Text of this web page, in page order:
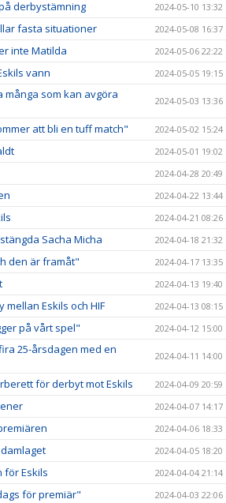
derbystämning 2024-05-10 13:32
fasta situationer 2024-05-08 16:37
inte Matilda 2024-05-06 22:22
vann 2024-05-05 19:15
många som kan avgöra
2024-05-03 13:36
att bli en tuff match" 2024-05-02 15:24
2024-05-01 19:02
2024-04-28 20:49
2024-04-22 13:44
2024-04-21 08:26
Sacha Micha 2024-04-18 21:32
den är framåt" 2024-04-17 13:35
2024-04-13 19:40
Eskils och HIF 2024-04-13 08:15
på vårt spel" 2024-04-12 15:00
25-årsdagen med en
2024-04-11 14:00
för derbyt mot Eskils 2024-04-09 20:59
2024-04-07 14:17
2024-04-06 18:33
2024-04-05 18:20
för Eskils 2024-04-04 21:14
för premiär" 2024-04-03 22:06